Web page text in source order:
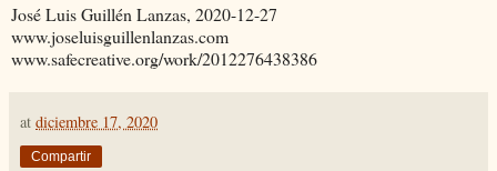
José Luis Guillén Lanzas, 2020-12-27
www.joseluisguillenlanzas.com
www.safecreative.org/work/2012276438386
at diciembre 17, 2020
Compartir